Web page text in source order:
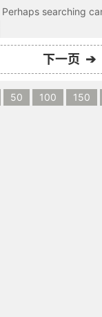
searching
下一页 ➔
50 100 150